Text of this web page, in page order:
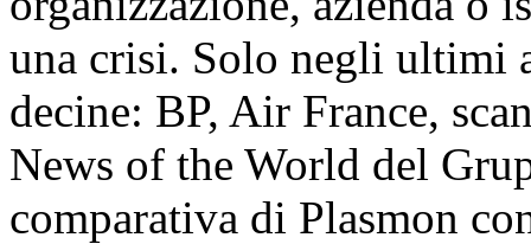
una crisi. Solo negli ultimi
decine: BP, Air France,
News of the World del
comparativa di Plasmon